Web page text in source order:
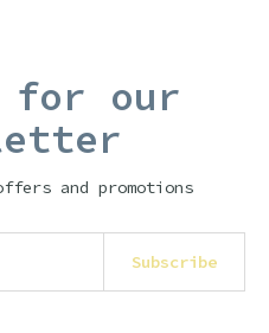
for our
and promotions
Subscribe